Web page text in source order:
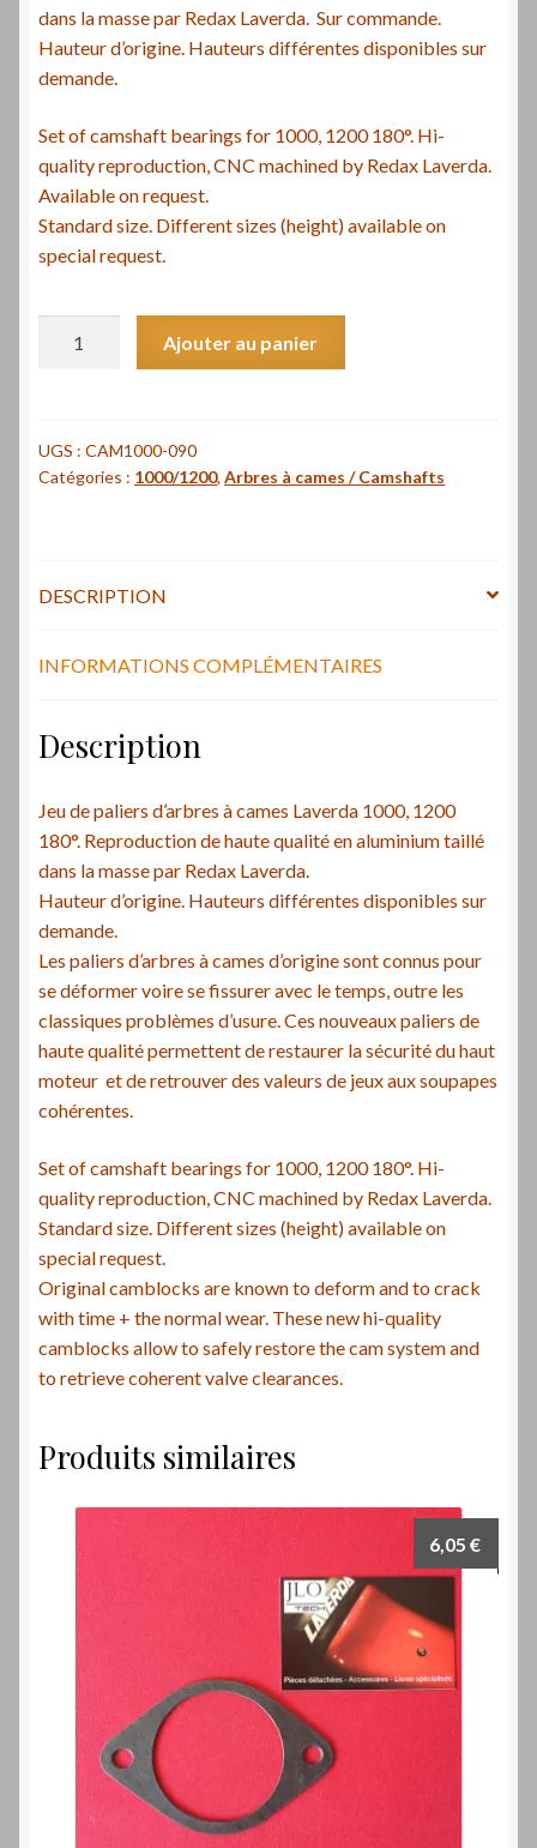
dans la masse par Redax Laverda. Sur commande.
Hauteur d’origine. Hauteurs différentes disponibles sur
demande.
Set of camshaft bearings for 1000, 1200 180°. Hi-
quality reproduction, CNC machined by Redax Laverda.
Available on request.
Standard size. Different sizes (height) available on
special request.
paliers
d'arbres
1000,
180°
of
bearings
for
1000,
1200
180°
Ajouter au panier
UGS : CAM1000-090
Catégories : 1000/1200, Arbres à cames / Camshafts
DESCRIPTION
INFORMATIONS COMPLÉMENTAIRES
Description
Jeu de paliers d’arbres à cames Laverda 1000, 1200
180°. Reproduction de haute qualité en aluminium taillé
dans la masse par Redax Laverda.
Hauteur d’origine. Hauteurs différentes disponibles sur
demande.
Les paliers d’arbres à cames d’origine sont connus pour
se déformer voire se fissurer avec le temps, outre les
classiques problèmes d’usure. Ces nouveaux paliers de
haute qualité permettent de restaurer la sécurité du haut
moteur et de retrouver des valeurs de jeux aux soupapes
cohérentes.
Set of camshaft bearings for 1000, 1200 180°. Hi-
quality reproduction, CNC machined by Redax Laverda.
Standard size. Different sizes (height) available on
special request.
Original camblocks are known to deform and to crack
with time + the normal wear. These new hi-quality
camblocks allow to safely restore the cam system and
to retrieve coherent valve clearances.
Produits similaires
6,05€